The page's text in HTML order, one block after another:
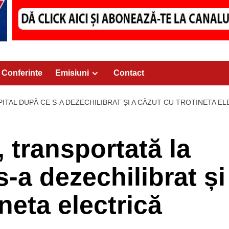
Conferinte Emisiuni Contact
DUPĂ CE S-A DEZECHILIBRAT ȘI A CĂZUT CU TROTINETA
transportată la
a dezechilibrat și
electrică